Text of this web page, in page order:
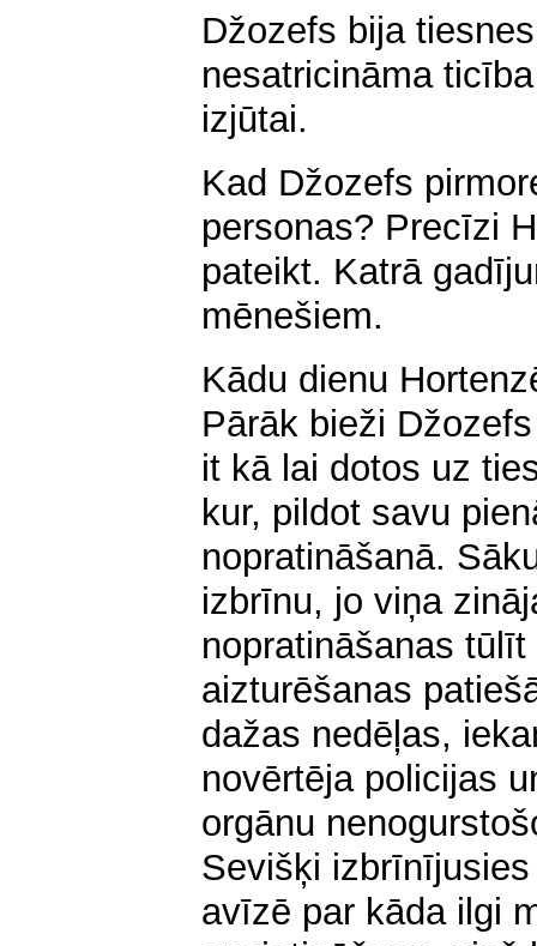
Džozefs bija
nesatricināma
izjūtai.
Kad Džozefs
personas? Precīzi
pateikt. Katrā
mēnešiem.
Kādu dienu
Pārāk bieži
it kā lai dotos uz
kur, pildot savu
nopratināšanā.
izbrīnu, jo viņa
nopratināšanas
aizturēšanas
dažas nedēļas,
novērtēja policijas
orgānu
Sevišķi
avīzē par kāda ilgi